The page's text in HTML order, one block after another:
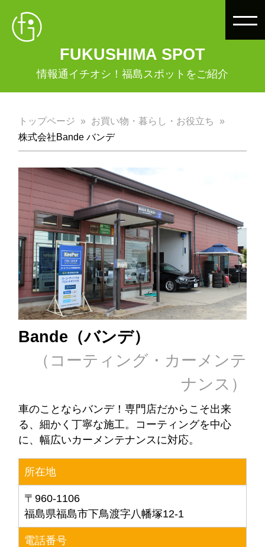
FUKUSHIMA SPOT
情報通イチオシ！福島スポットをご紹介
トップページ
お買い物・暮らし・お役立ち
株式会社Bande バンデ
Bande（バンデ）
（コーティング・カーメンテ
ナンス）
車のことならバンデ！専門店だからこそ出来
る、細かく丁寧な施工。コーティングを中心
に、幅広いカーメンテナンスに対応。
所在地
〒960-1106
福島県福島市下鳥渡字八幡塚12-1
電話番号